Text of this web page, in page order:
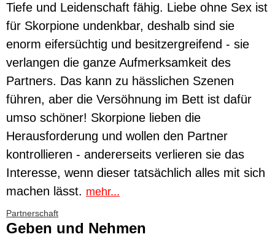
Tiefe und Leidenschaft fähig. Liebe ohne Sex ist
für Skorpione undenkbar, deshalb sind sie
enorm eifersüchtig und besitzergreifend - sie
verlangen die ganze Aufmerksamkeit des
Partners. Das kann zu hässlichen Szenen
führen, aber die Versöhnung im Bett ist dafür
umso schöner! Skorpione lieben die
Herausforderung und wollen den Partner
kontrollieren - andererseits verlieren sie das
Interesse, wenn dieser tatsächlich alles mit sich
machen lässt. mehr...
Partnerschaft
Geben und Nehmen